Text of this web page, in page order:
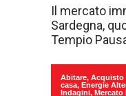
Il mercato
Sardegna,
Tempio
Abitare, Acquisto
casa, Energie
Indagini, Mercato